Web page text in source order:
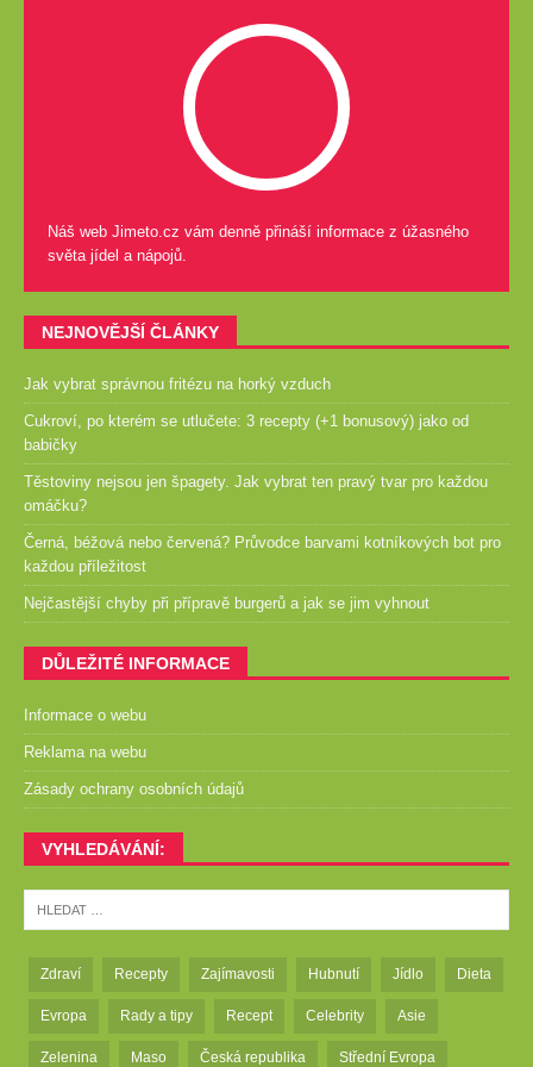
Náš web Jimeto.cz vám denně přináší informace z úžasného
světa jídel a nápojů.
NEJNOVĚJŠÍ ČLÁNKY
Jak vybrat správnou fritézu na horký vzduch
Cukroví, po kterém se utlučete: 3 recepty (+1 bonusový) jako od
babičky
Těstoviny nejsou jen špagety. Jak vybrat ten pravý tvar pro každou
omáčku?
Černá, béžová nebo červená? Průvodce barvami kotníkových bot pro
každou příležitost
Nejčastější chyby při přípravě burgerů a jak se jim vyhnout
DŮLEŽITÉ INFORMACE
Informace o webu
Reklama na webu
Zásady ochrany osobních údajů
VYHLEDÁVÁNÍ:
Zdraví Recepty Zajímavosti Hubnutí Jídlo Dieta
Evropa Rady a tipy Recept Celebrity Asie
Zelenina Maso Česká republika Střední Evropa